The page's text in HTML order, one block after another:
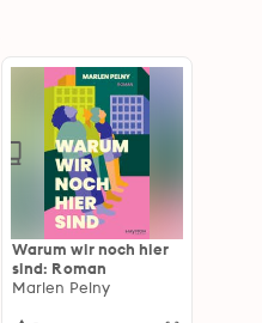
Warum wir noch hier
sind: Roman
Marlen Pelny